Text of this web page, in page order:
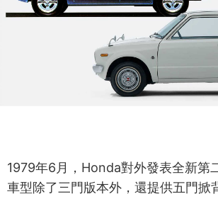
1979年6月，Honda對外發表全新第
車型除了三門版本外，還提供五門掀